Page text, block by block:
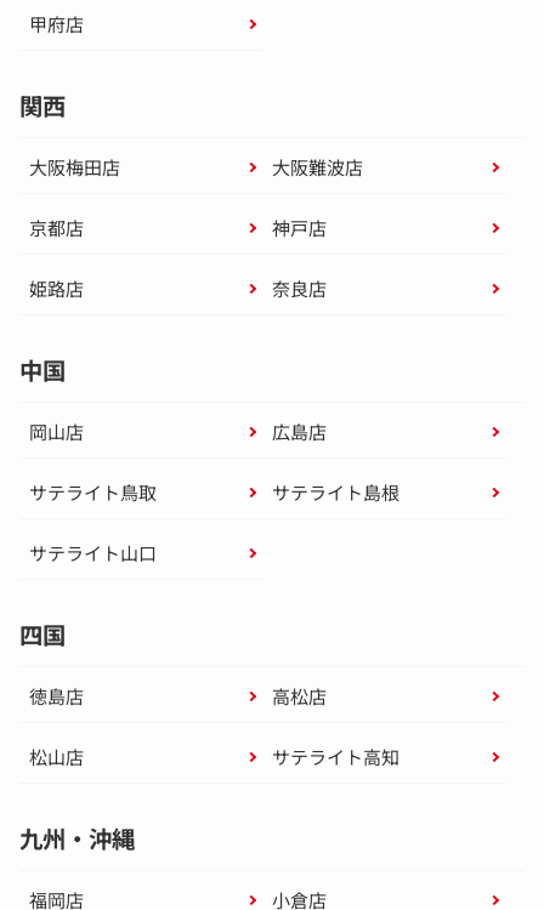
甲府店
関西
大阪梅田店 大阪難波店
京都店 神戸店
姫路店 奈良店
中国
岡山店 広島店
サテライト鳥取 サテライト島根
サテライト山口
四国
徳島店 高松店
松山店 サテライト高知
九州・沖縄
福岡店 小倉店